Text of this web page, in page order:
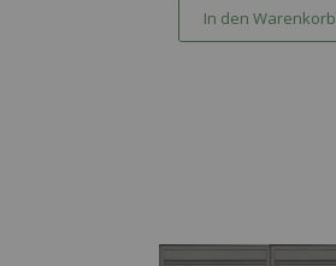
In den Warenkorb